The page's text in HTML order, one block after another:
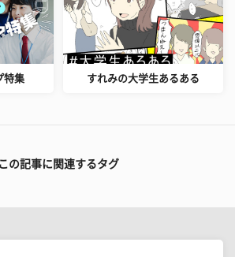
特集 すれみの大学生あるある
この記事に関連するタグ